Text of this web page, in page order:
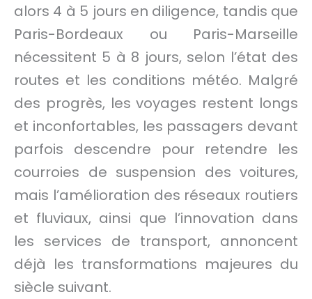
alors 4 à 5 jours en diligence, tandis que
Paris-Bordeaux ou Paris-Marseille
nécessitent 5 à 8 jours, selon l’état des
routes et les conditions météo. Malgré
des progrès, les voyages restent longs
et inconfortables, les passagers devant
parfois descendre pour retendre les
courroies de suspension des voitures,
mais l’amélioration des réseaux routiers
et fluviaux, ainsi que l’innovation dans
les services de transport, annoncent
déjà les transformations majeures du
siècle suivant.